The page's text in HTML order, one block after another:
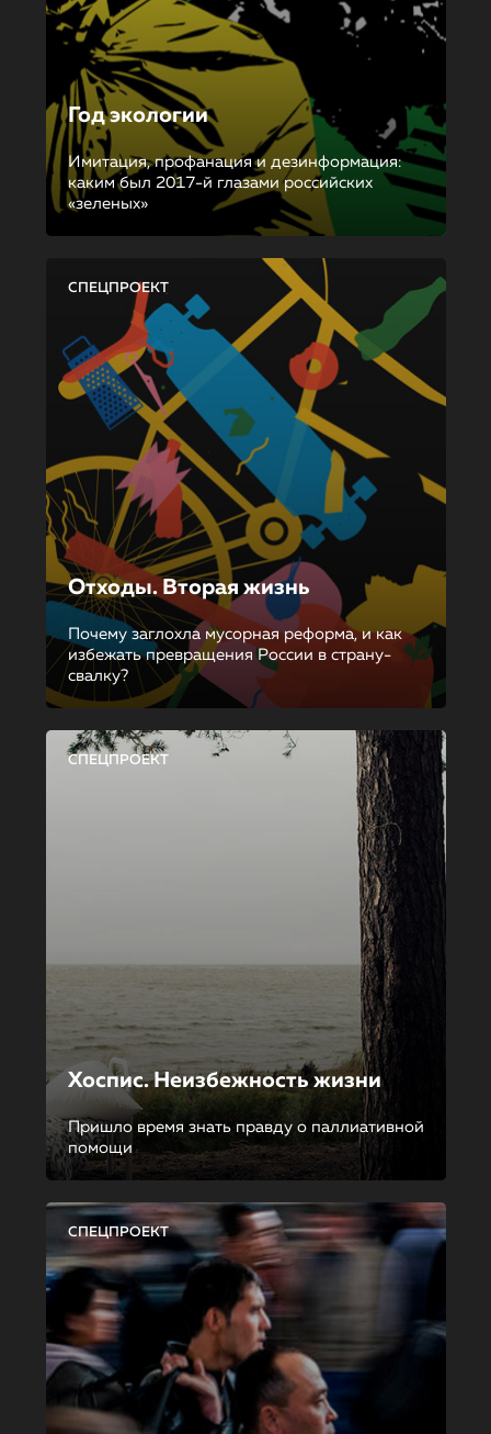
Год экологии
Имитация, профанация и дезинформация:
каким был 2017-й глазами российских
«зеленых»
СПЕЦПРОЕКТ
Отходы. Вторая жизнь
Почему заглохла мусорная реформа, и как
избежать превращения России в страну-
свалку?
СПЕЦПРОЕКТ
Хоспис. Неизбежность жизни
Пришло время знать правду о паллиативной
помощи
СПЕЦПРОЕКТ